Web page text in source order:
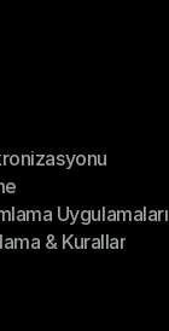
Uygulamaları
Uygulamaları
& Kurallar